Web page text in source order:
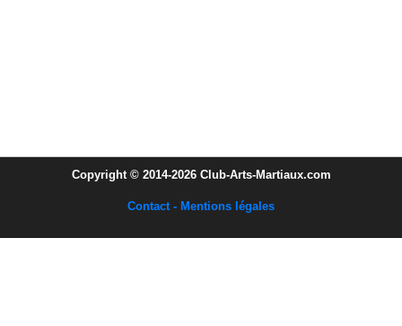
Copyright © 2014-2026 Club-Arts-Martiaux.com
Contact - Mentions légales